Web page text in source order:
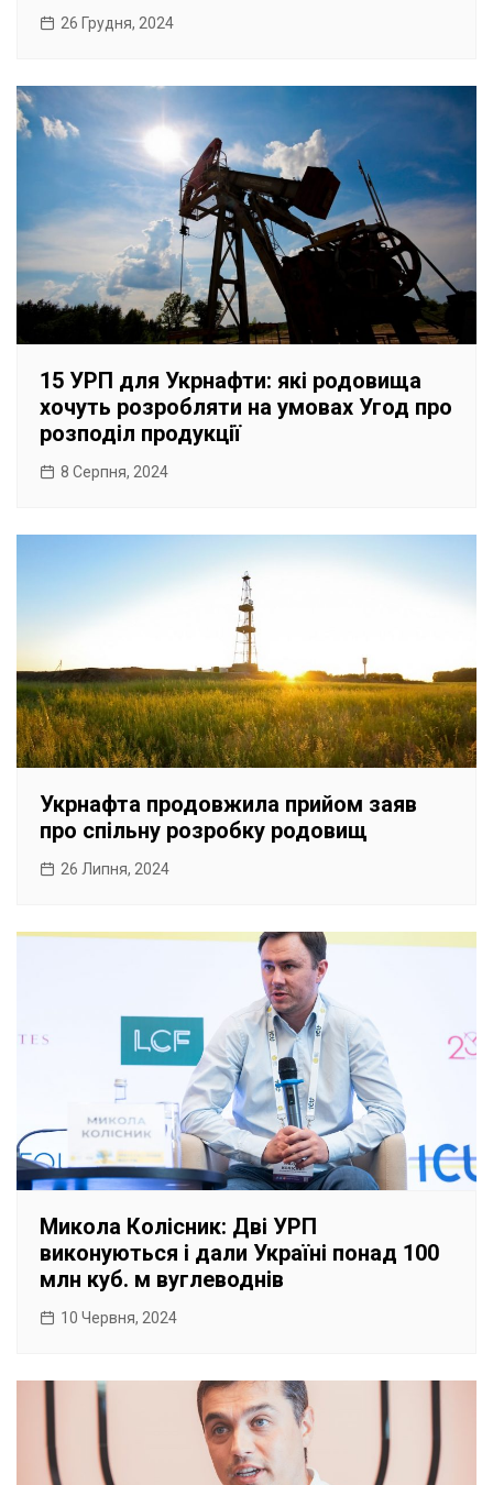
26 Грудня, 2024
15 УРП для Укрнафти: які родовища
хочуть розробляти на умовах Угод про
розподіл продукції
8 Серпня, 2024
Укрнафта продовжила прийом заяв
про спільну розробку родовищ
26 Липня, 2024
Микола Колісник: Дві УРП
виконуються і дали Україні понад 100
млн куб. м вуглеводнів
10 Червня, 2024